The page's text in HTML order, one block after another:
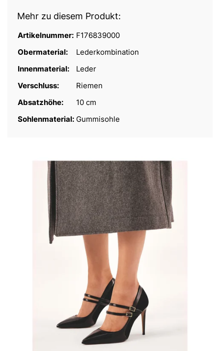
Mehr zu diesem Produkt:
Artikelnummer: F176839000
Obermaterial:
Lederkombination
Innenmaterial:
Leder
Verschluss:
Riemen
Absatzhöhe:
10 cm
Sohlenmaterial: Gummisohle